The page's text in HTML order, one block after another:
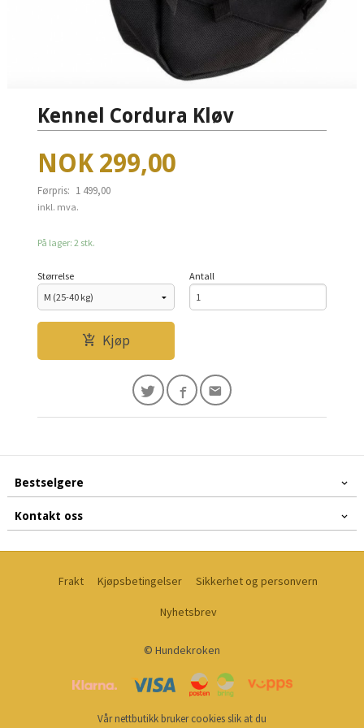
Kennel Cordura Kløv
Tilbud
NOK 299,00
Førpris: 1 499,00
Rabatt
inkl. mva.
På lager: 2 stk.
Størrelse Antall
Kjøp
Bestselgere
Kontakt oss
Frakt Kjøpsbetingelser Sikkerhet og personvern
Nyhetsbrev
© Hundekroken
Vår nettbutikk bruker cookies slik at du